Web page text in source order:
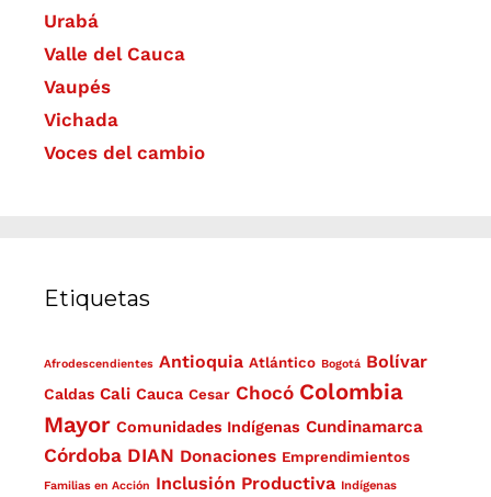
Urabá
Valle del Cauca
Vaupés
Vichada
Voces del cambio
Etiquetas
Afrodescendientes Antioquia Atlántico Bogotá Bolívar
Caldas Cali Cauca Cesar Chocó Colombia
Mayor Comunidades Indígenas Cundinamarca
Córdoba DIAN Donaciones Emprendimientos
Familias en Acción Inclusión Productiva Indígenas